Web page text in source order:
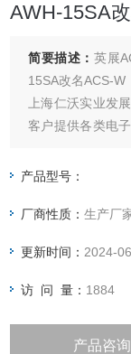
AWH-15SA
简要描述： 英展
15SA改名ACS-W
上海仁沃实业发
客户提供各类电
产品型号：
厂商性质：生产厂
更新时间： 2024-
访 问 量： 1884
产品咨询